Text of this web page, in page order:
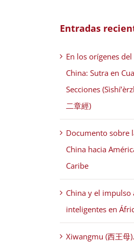
Entradas
En los orígenes
China: Sutra en
Secciones
二章經)
Documento sobre
China hacia
Caribe
China y el impulso
inteligentes en
Xiwangmu (西王母